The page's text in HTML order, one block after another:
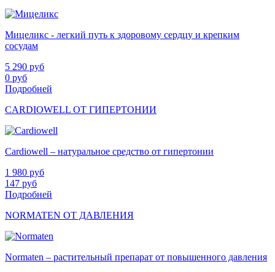
Мицеликс - легкий путь к здоровому сердцу и крепким
сосудам
5 290 руб
0 руб
Подробней
CARDIOWELL ОТ ГИПЕРТОНИИ
Cardiowell – натуральное средство от гипертонии
1 980 руб
147 руб
Подробней
NORMATEN ОТ ДАВЛЕНИЯ
Normaten – растительный препарат от повышенного давления